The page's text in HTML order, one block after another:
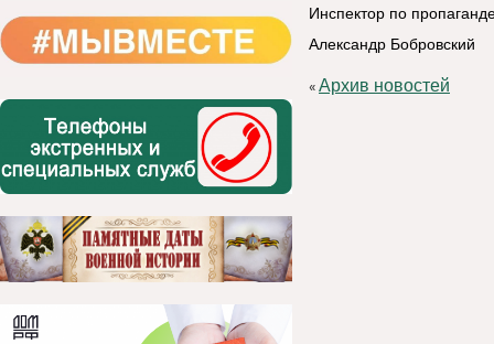
Инспектор по
Александр Бобровский
«Архив новостей